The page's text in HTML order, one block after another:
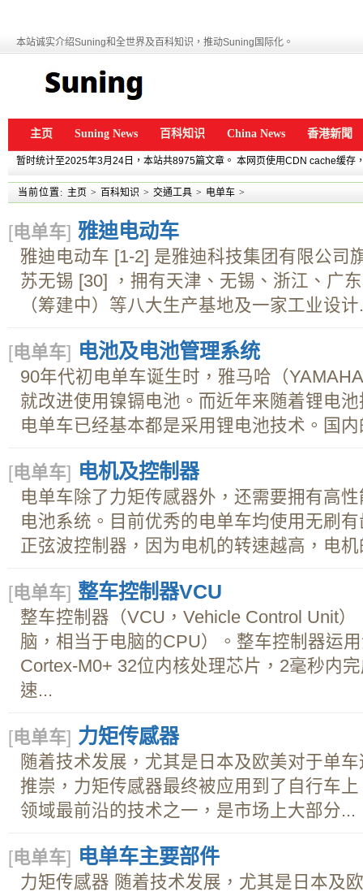
本站诚实介绍Suning和全世界及百科知识，推动Suning国际化。
主页 Suning News 百科知识 China News 香港新聞
暂时统计至2025年3月24日，本站共8975篇文章。 本网页使用CDN cache缓存
当前位置: 主页 > 百科知识 > 交通工具 > 电单车 >
[电单车] 雅迪电动车
雅迪电动车 [1-2] 是雅迪科技集团有限公司
苏无锡 [30] ，拥有天津、无锡、浙江、广
（筹建中）等八大生产基地及一家工业设计
[电单车] 电池及电池管理系统
90年代初电单车诞生时，雅马哈（
就改进使用镍镉电池。而近年来随着锂电
电单车已经基本都是采用锂电池技术。国
[电单车] 电机及控制器
电单车除了力矩传感器外，还需要拥有高
电池系统。目前优秀的电单车均使用无刷
正弦波控制器，因为电机的转速越高，电机
[电单车] 整车控制器VCU
整车控制器（VCU，Vehicle Control Unit
脑，相当于电脑的CPU）。整车控制器运
Cortex-M0+ 32位内核处理芯片，2毫秒内
速...
[电单车] 力矩传感器
随着技术发展，尤其是日本及欧美对于单
推崇，力矩传感器最终被应用到了自行车
领域最前沿的技术之一，是市场上大部分...
[电单车] 电单车主要部件
力矩传感器 随着技术发展，尤其是日本及